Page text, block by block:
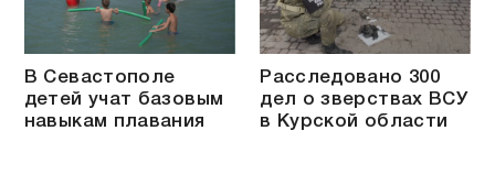
В Севастополе
детей учат базовым
навыкам плавания
Расследовано 300
дел о зверствах ВСУ
в Курской области